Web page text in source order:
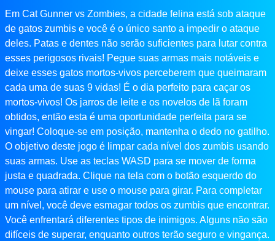
Em Cat Gunner vs Zombies, a cidade felina está sob ataque
de gatos zumbis e você é o único santo a impedir o ataque
deles. Patas e dentes não serão suficientes para lutar contra
esses perigosos rivais! Pegue suas armas mais notáveis ​​e
deixe esses gatos mortos-vivos perceberem que queimaram
cada uma de suas 9 vidas! É o dia perfeito para caçar os
mortos-vivos! Os jarros de leite e os novelos de lã foram
obtidos, então esta é uma oportunidade perfeita para se
vingar! Coloque-se em posição, mantenha o dedo no gatilho.
O objetivo deste jogo é limpar cada nível dos zumbis usando
suas armas. Use as teclas WASD para se mover de forma
justa e quadrada. Clique na tela com o botão esquerdo do
mouse para atirar e use o mouse para girar. Para completar
um nível, você deve esmagar todos os zumbis que encontrar.
Você enfrentará diferentes tipos de inimigos. Alguns não são
difíceis de superar, enquanto outros terão seguro e vingança.